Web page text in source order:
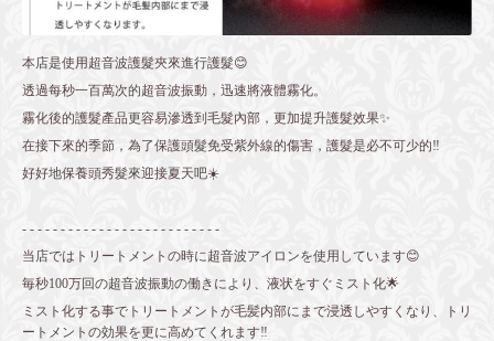
本店是使用超音波護髮夾來進行護髮😊
透過每秒一百萬次的超音波振動，迅速將液體霧化。
霧化後的護髮產品更容易滲透到毛髮內部，更加提升護髮效果✨
在接下來的季節，為了保護頭髮免受紫外線的傷害，護髮是必不可少的‼️
好好地保養頭秀髮來迎接夏天吧☀️
- - - - - - - - - - - - - - - - - - - - - - - - - -
当店ではトリートメントの時に超音波アイロンを使用しています😊
毎秒100万回の超音波振動の働きにより、液状をすぐミスト化🌟
ミスト化する事でトリートメントが毛髪内部にまで浸透しやすくなり、トリ
ートメントの効果を更に高めてくれます‼️